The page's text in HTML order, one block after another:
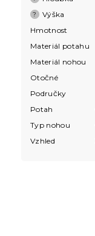
? Výška
Hmotnost
Materiál potahu
Materiál nohou
Otočné
Područky
Potah
Typ nohou
Vzhled